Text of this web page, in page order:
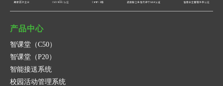
产品中心
智课堂（C50）
智课堂（P20）
智能接送系统
校园活动管理系统